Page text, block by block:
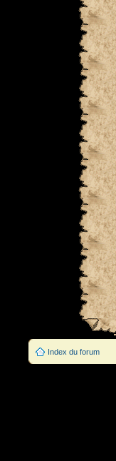
Index du forum